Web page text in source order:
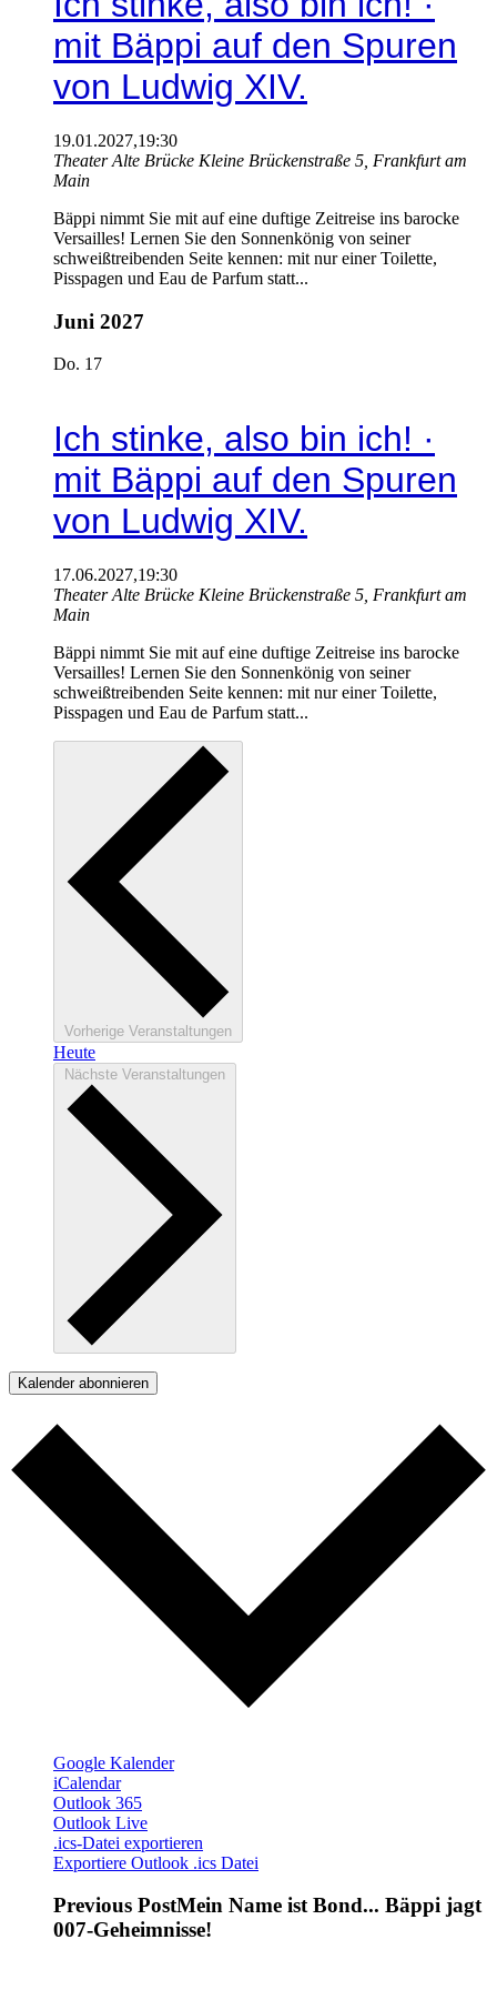
mit Bäppi auf den Spuren
von Ludwig XIV.
19.01.2027,19:30
Theater Alte Brücke Kleine Brückenstraße 5, Frankfurt am
Main
Bäppi nimmt Sie mit auf eine duftige Zeitreise ins barocke
Versailles! Lernen Sie den Sonnenkönig von seiner
schweißtreibenden Seite kennen: mit nur einer Toilette,
Pisspagen und Eau de Parfum statt...
Juni 2027
Do. 17
Ich stinke, also bin ich! ·
mit Bäppi auf den Spuren
von Ludwig XIV.
17.06.2027,19:30
Theater Alte Brücke Kleine Brückenstraße 5, Frankfurt am
Main
Bäppi nimmt Sie mit auf eine duftige Zeitreise ins barocke
Versailles! Lernen Sie den Sonnenkönig von seiner
schweißtreibenden Seite kennen: mit nur einer Toilette,
Pisspagen und Eau de Parfum statt...
Vorherige Veranstaltungen
Heute
Nächste Veranstaltungen
Kalender abonnieren
Google Kalender
iCalendar
Outlook 365
Outlook Live
.ics-Datei exportieren
Exportiere Outlook .ics Datei
Previous PostMein Name ist Bond... Bäppi jagt
007-Geheimnisse!